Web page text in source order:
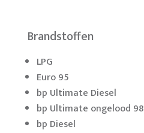
Brandstoffen
LPG
Euro 95
bp Ultimate Diesel
bp Ultimate ongelood 98
bp Diesel